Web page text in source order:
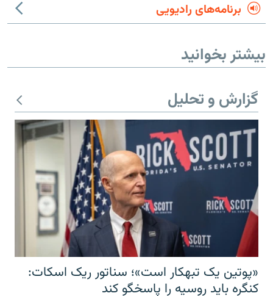
برنامه‌های رادیویی
بیشتر بخوانید
گزارش و تحلیل
«پوتین یک تبهکار است»؛ سناتور ریک اسکات:
کنگره باید روسیه را پاسخگو کند